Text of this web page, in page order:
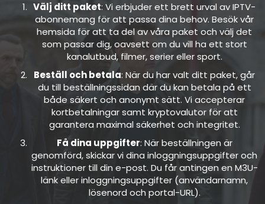
Välj ditt paket: Vi erbjuder ett brett urval av IPTV-
abonnemang för att passa dina behov. Besök vår
hemsida för att ta del av våra paket och välj det
som passar dig, oavsett om du vill ha ett stort
kanalutbud, filmer, serier eller sport.
Beställ och betala: När du har valt ditt paket, går
du till beställningssidan där du kan betala på ett
både säkert och anonymt sätt. Vi accepterar
kortbetalningar samt kryptovalutor för att
garantera maximal säkerhet och integritet.
Få dina uppgifter: När beställningen är
genomförd, skickar vi dina inloggningsuppgifter och
instruktioner till din e-post. Du får antingen en M3U-
länk eller inloggningsuppgifter (användarnamn,
lösenord och portal-URL).